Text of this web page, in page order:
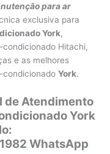
para ar
exclusiva para
York,
Hitachi,
e as melhores
condicionadoYork.
de Atendimento
York
WhatsApp